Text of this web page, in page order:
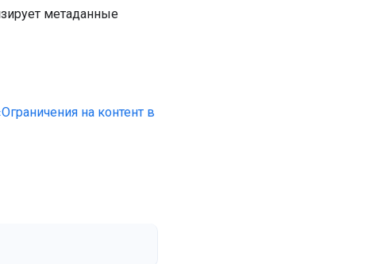
метаданные
на контент в